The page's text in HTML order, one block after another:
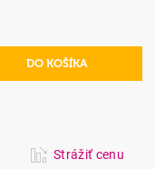
Strážiť cenu